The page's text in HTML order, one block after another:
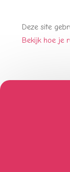
Deze site
Bekijk hoe je